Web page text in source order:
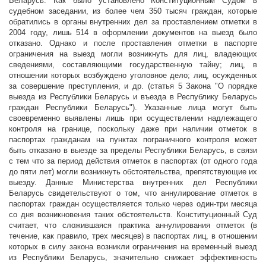
судебном заседании, из более чем 350 тысяч граждан, которые
обратились в органы внутренних дел за проставлением отметки в
2004 году, лишь 514 в оформлении документов на выезд было
отказано. Однако и после проставления отметки в паспорте
ограничения на выезд могли возникнуть для лиц, владеющих
сведениями, составляющими государственную тайну; лиц, в
отношении которых возбуждено уголовное дело; лиц, осужденных
за совершение преступления, и др. (статья 5 Закона "О порядке
выезда из Республики Беларусь и въезда в Республику Беларусь
граждан Республики Беларусь"). Указанные лица могут быть
своевременно выявлены лишь при осуществлении надлежащего
контроля на границе, поскольку даже при наличии отметок в
паспортах гражданам на пунктах пограничного контроля может
быть отказано в выезде за пределы Республики Беларусь, в связи
с тем что за период действия отметок в паспортах (от одного года
до пяти лет) могли возникнуть обстоятельства, препятствующие их
выезду. Данные Министерства внутренних дел Республики
Беларусь свидетельствуют о том, что аннулирование отметок в
паспортах граждан осуществляется только через один-три месяца
со дня возникновения таких обстоятельств. Конституционный Суд
считает, что сложившаяся практика аннулирования отметок (в
течение, как правило, трех месяцев) в паспортах лиц, в отношении
которых в силу закона возникли ограничения на временный выезд
из Республики Беларусь, значительно снижает эффективность